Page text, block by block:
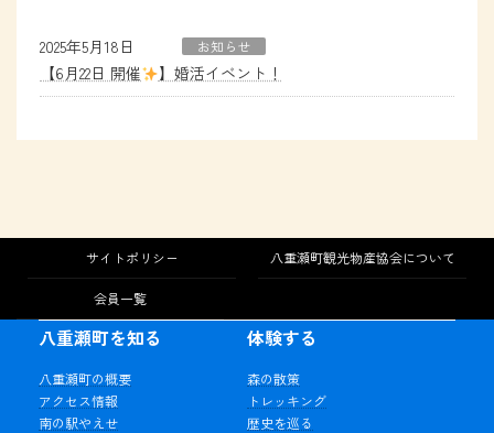
2025年5月18日 お知らせ
【6月22日 開催 】婚活イベント！
サイトポリシー 八重瀬町観光物産協会について
会員一覧
八重瀬町を知る
八重瀬町の概要
アクセス情報
南の駅やえせ
体験する
森の散策
トレッキング
歴史を巡る